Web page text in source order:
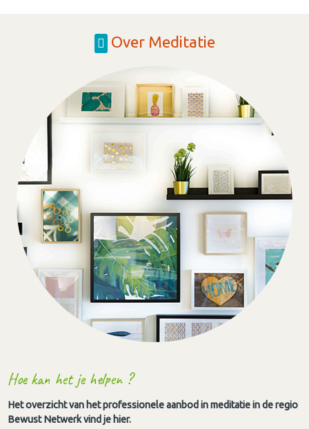
Over Meditatie
Hoe kan het je helpen ?
Het overzicht van het professionele aanbod in meditatie in de regio
Bewust Netwerk vind je hier.